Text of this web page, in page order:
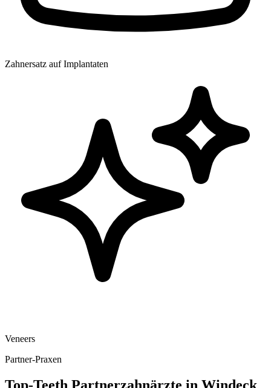
Zahnersatz auf Implantaten
Veneers
Partner-Praxen
Top-Teeth Partnerzahnärzte in Windeck